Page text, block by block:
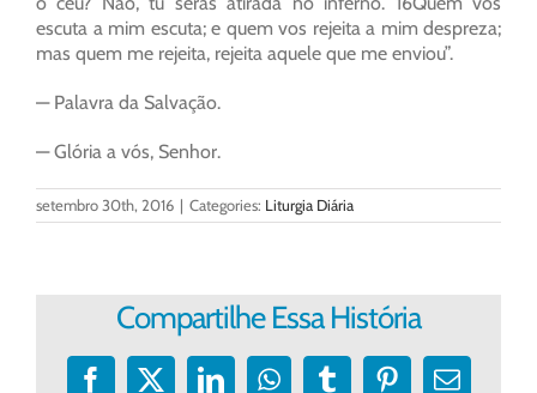
escuta a mim escuta; e quem vos rejeita a mim despreza;
mas quem me rejeita, rejeita aquele que me enviou”.
— Palavra da Salvação.
— Glória a vós, Senhor.
setembro 30th, 2016 | Categories: Liturgia Diária
Compartilhe Essa História